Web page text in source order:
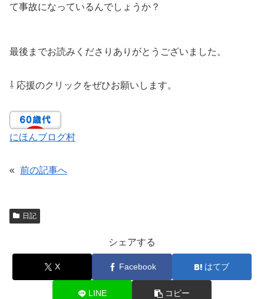
て事故になっているんでしょうか？
最後までお読みくださりありがとうございました。
⇩ 応援のクリックをぜひお願いします。
にほんブログ村
« 前の記事へ
日記
シェアする
X Facebook はてブ
LINE コピー